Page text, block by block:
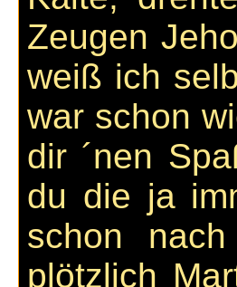
Zeugen
weiß ich
war schon
dir ´nen
du die ja
schon
plötzlich